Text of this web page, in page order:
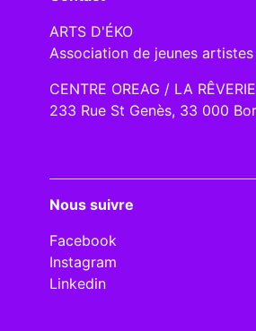
ARTS D'ÉKO
Association de jeunes artistes
CENTRE OREAG / LA RÊVERIE
233 Rue St Genès, 33 000
Nous suivre
Facebook
Instagram
Linkedin